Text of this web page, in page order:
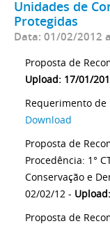
Unidades de
Protegidas
Data: 01/02/2012
Proposta de
Upload: 17/01/
Requerimento de
Download
Proposta de
Procedência: 1°
Conservação e
02/02/12 -
Proposta de